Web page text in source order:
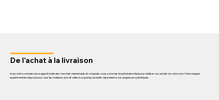
De l'achat à la livraison
Avec notre connaissance approfondie des marchés néerlandais et congolais, nous sommes le partenaire idéal pour réaliser vos achats en votre nom. Notre équipe
expérimentée négocie pour vous les meilleurs prix et veille à ce que les produits répondent à vos exigences spécifiques.